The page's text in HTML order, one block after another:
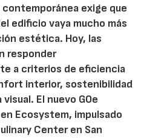
exige que
edificio vaya mucho más
estética. Hoy, las
responder
a criterios de eficiencia
interior, sostenibilidad
El nuevo GOe
Ecosystem, impulsado
Center en San